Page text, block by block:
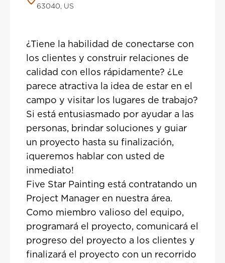
63040, US
¿Tiene la habilidad de conectarse con
los clientes y construir relaciones de
calidad con ellos rápidamente? ¿Le
parece atractiva la idea de estar en el
campo y visitar los lugares de trabajo?
Si está entusiasmado por ayudar a las
personas, brindar soluciones y guiar
un proyecto hasta su finalización,
¡queremos hablar con usted de
inmediato!
Five Star Painting está contratando un
Project Manager en nuestra área.
Como miembro valioso del equipo,
programará el proyecto, comunicará el
progreso del proyecto a los clientes y
finalizará el proyecto con un recorrido